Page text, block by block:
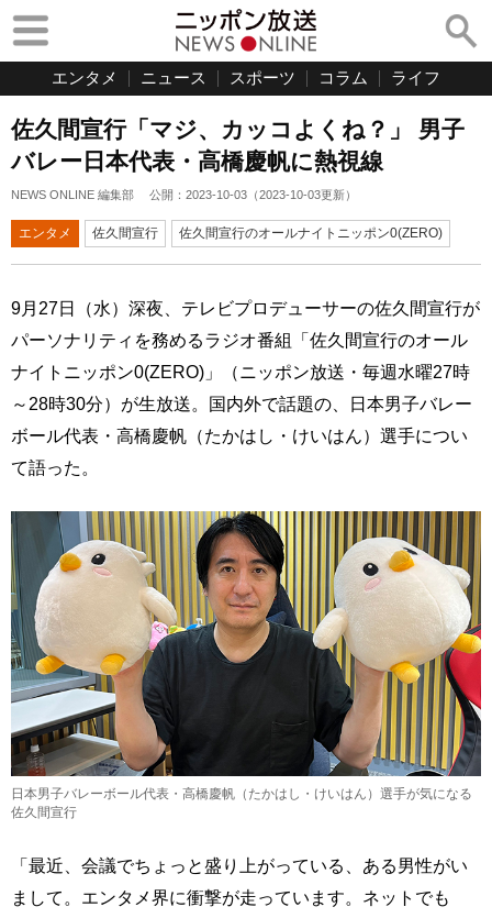
エンタメ ニュース スポーツ コラム ライフ
佐久間宣行「マジ、カッコよくね？」 男子
バレー日本代表・高橋慶帆に熱視線
NEWS ONLINE 編集部 公開： 2023-10-03 （2023-10-03更新）
エンタメ 佐久間宣行 佐久間宣行のオールナイトニッポン0(ZERO)
9月27日（水）深夜、テレビプロデューサーの佐久間宣行が
パーソナリティを務めるラジオ番組「佐久間宣行のオール
ナイトニッポン0(ZERO)」（ニッポン放送・毎週水曜27時
～28時30分）が生放送。国内外で話題の、日本男子バレー
ボール代表・高橋慶帆（たかはし・けいはん）選手につい
て語った。
日本男子バレーボール代表・高橋慶帆（たかはし・けいはん）選手が気になる
佐久間宣行
「最近、会議でちょっと盛り上がっている、ある男性がい
まして。エンタメ界に衝撃が走っています。ネットでも